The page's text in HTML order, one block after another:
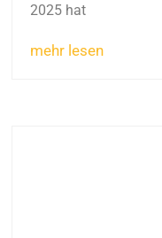
2025 hat
mehr lesen